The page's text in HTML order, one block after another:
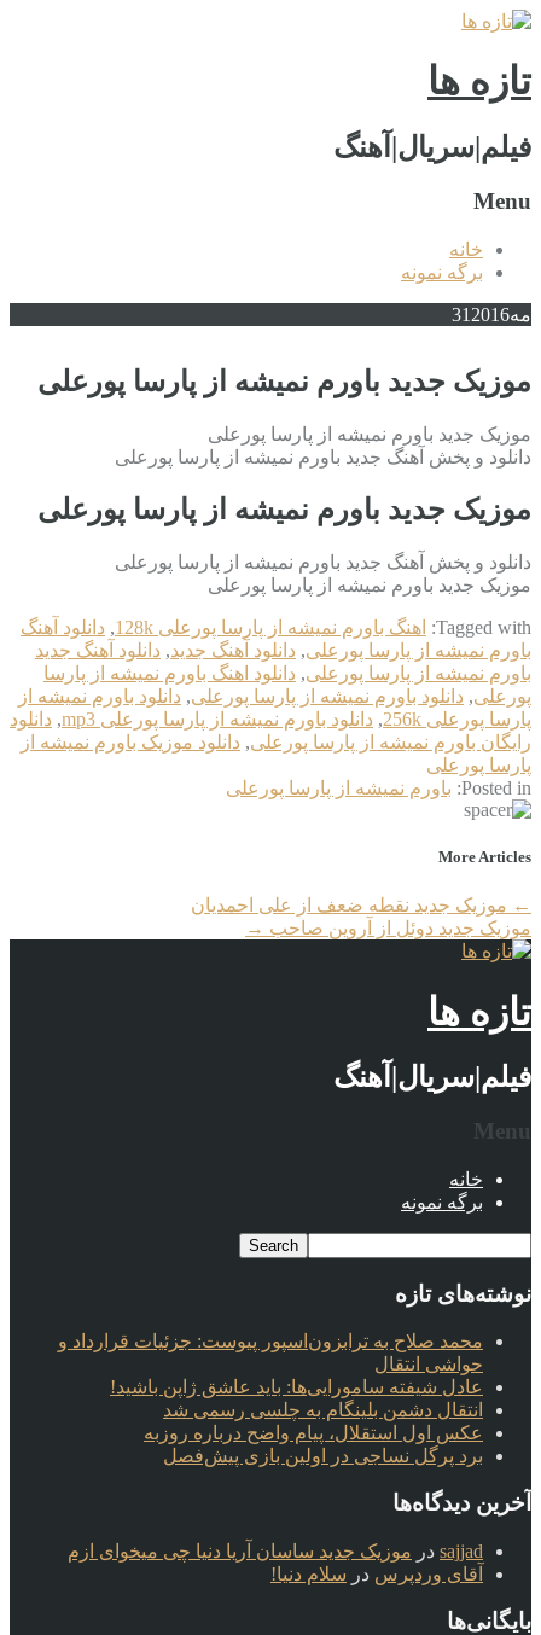
تازه ها
فیلم|سریال|آهنگ
Menu
خانه
برگه نمونه
مه 31 2016
موزیک جدید باورم نمیشه از پارسا پورعلی
موزیک جدید باورم نمیشه از پارسا پورعلی
دانلود و پخش آهنگ جدید باورم نمیشه از پارسا پورعلی
موزیک جدید باورم نمیشه از پارسا پورعلی
دانلود و پخش آهنگ جدید باورم نمیشه از پارسا پورعلی
موزیک جدید باورم نمیشه از پارسا پورعلی
Tagged with: اهنگ باورم نمیشه از پارسا پورعلی 128k , دانلود آهنگ
باورم نمیشه از پارسا پورعلی, دانلود آهنگ جدید, دانلود آهنگ جدید
باورم نمیشه از پارسا پورعلی, دانلود اهنگ باورم نمیشه از پارسا
پورعلی, دانلود باورم نمیشه از پارسا پورعلی, دانلود باورم نمیشه از
پارسا پورعلی 256k
, دانلود باورم نمیشه از پارسا پورعلی mp3 , دانلود
رایگان باورم نمیشه از پارسا پورعلی, دانلود موزیک باورم نمیشه از
پارسا پورعلی
Posted in: باورم نمیشه از پارسا پورعلی
More Articles
← موزیک جدید نقطه ضعف از علی احمدیان
موزیک جدید دوئل از آروین صاحب →
تازه ها
فیلم|سریال|آهنگ
Menu
خانه
برگه نمونه
نوشته‌های تازه
محمد صلاح به ترابزون‌اسپور پیوست: جزئیات قرارداد و
حواشی انتقال
عادل شیفته سامورایی‌ها: باید عاشق ژاپن باشید!
انتقال دشمن بلینگام به چلسی رسمی شد
عکس اول استقلال، پیام واضح درباره روزبه
برد پرگل نساجی در اولین بازی پیش‌فصل
آخرین دیدگاه‌ها
sajjad در موزیک جدید ساسان آریا دنیا چی میخوای ازم
آقای وردپرس در سلام دنیا!
بایگانی‌ها